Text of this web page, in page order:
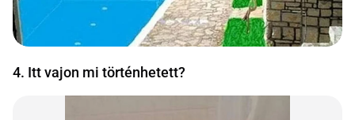
4. Itt vajon mi történhetett?